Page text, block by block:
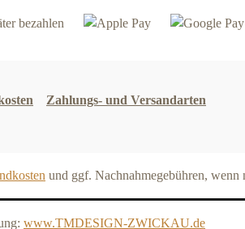
Zahlungs- und Versandarten
und ggf. Nachnahmegebühren, wenn
www.TMDESIGN-ZWICKAU.de